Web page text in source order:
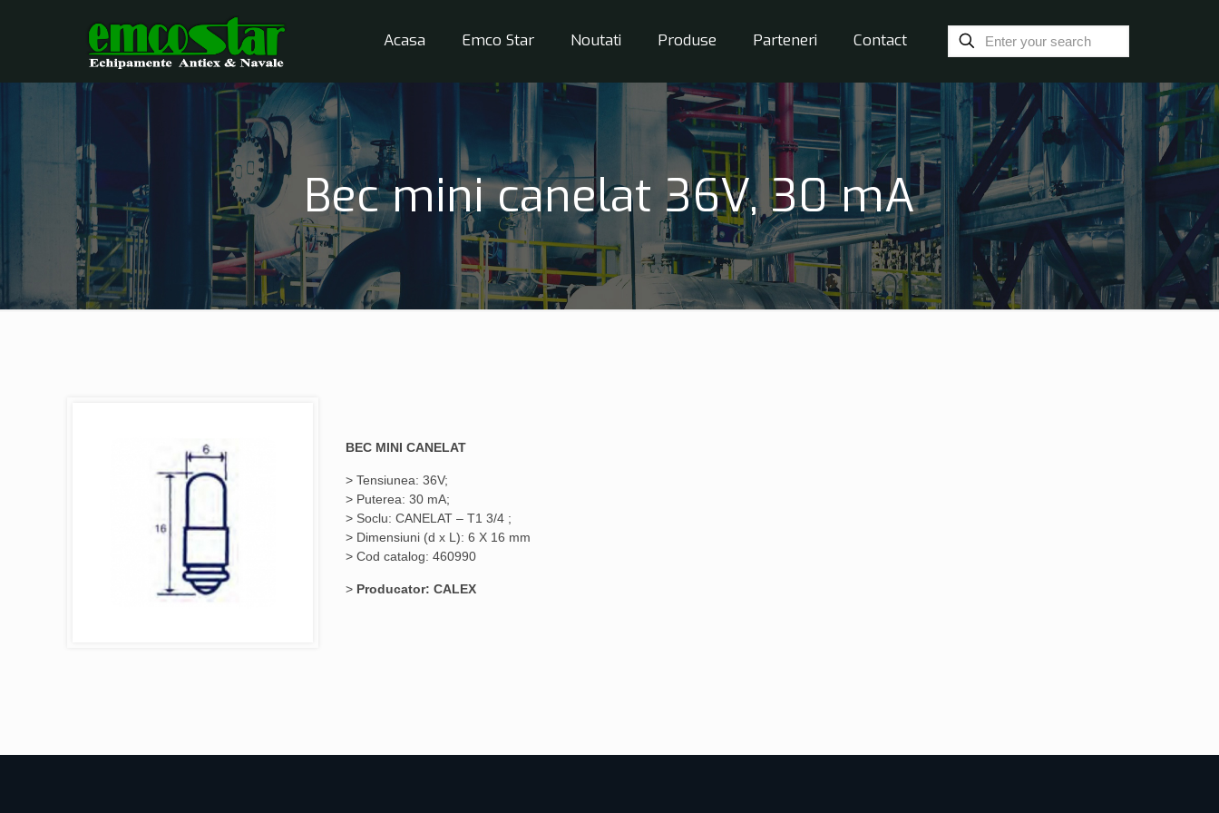
Acasa Emco Star Noutati Produse Parteneri Contact
Bec mini canelat 36V, 30 mA
BEC MINI CANELAT
> Tensiunea: 36V;
> Puterea: 30 mA;
> Soclu: CANELAT – T1 3/4 ;
> Dimensiuni (d x L): 6 X 16 mm
> Cod catalog: 460990
> Producator: CALEX